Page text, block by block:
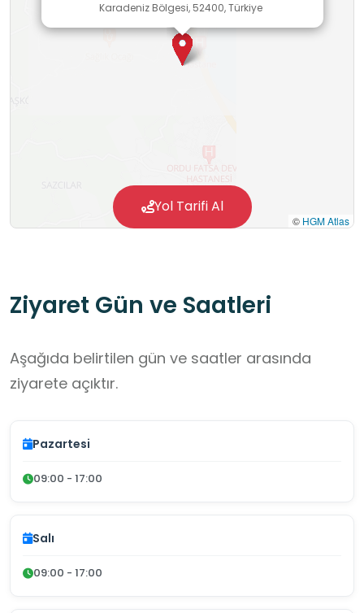
Karadeniz Bölgesi, 52400, Türkiye
© HGM Atlas
Yol Tarifi Al
Ziyaret Gün ve Saatleri
Aşağıda belirtilen gün ve saatler arasında
ziyarete açıktır.
Pazartesi
09:00 - 17:00
Salı
09:00 - 17:00